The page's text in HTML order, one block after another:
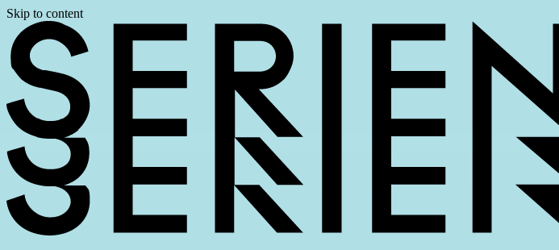
Skip to content